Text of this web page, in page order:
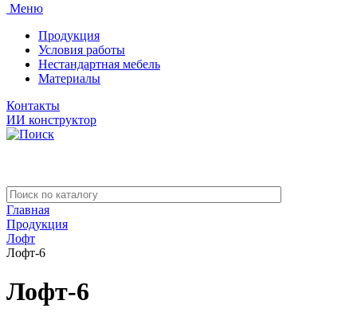
Меню
Продукция
Условия работы
Нестандартная мебель
Материалы
Контакты
ИИ конструктор
Главная
Продукция
Лофт
Лофт-6
Лофт-6